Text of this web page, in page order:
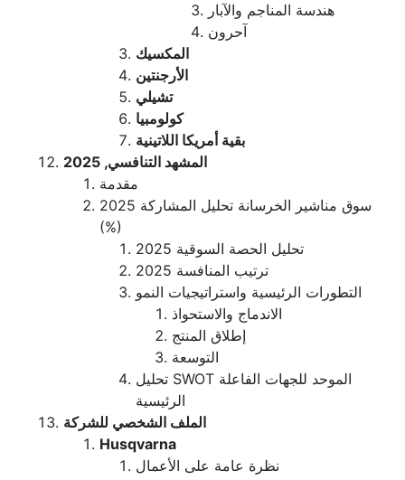
هندسة المناجم والآبار
آحرون
المكسيك
الأرجنتين
تشيلي
كولومبيا
بقية أمريكا اللاتينية
المشهد التنافسي, 2025
مقدمة
سوق مناشير الخرسانة تحليل المشاركة 2025
(%)
تحليل الحصة السوقية 2025
ترتيب المنافسة 2025
التطورات الرئيسية واستراتيجيات النمو
الاندماج والاستحواذ
إطلاق المنتج
التوسعة
تحليل SWOT الموحد للجهات الفاعلة
الرئيسية
الملف الشخصي للشركة
Husqvarna
نظرة عامة على الأعمال